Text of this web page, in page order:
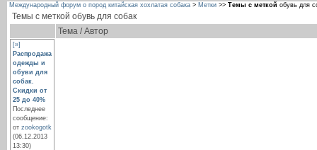
Международный форум о пород китайская хохлатая собака > Метки >> Темы с меткой обувь для
Темы с меткой обувь для собак
Тема / Автор
[»]
Распродажа
одежды и
обуви для
собак.
Скидки от
25 до 40%
Последнее
сообщение:
от zookogotk
(06.12.2013
13:30)